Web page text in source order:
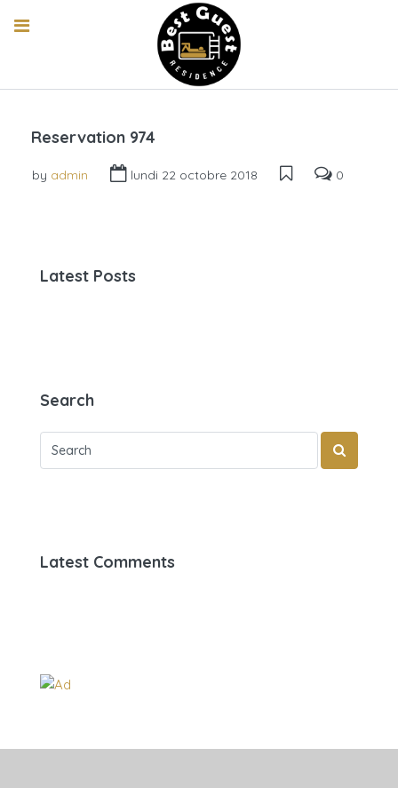
Reservation 974
by admin lundi 22 octobre 2018 0
Latest Posts
Search
Latest Comments